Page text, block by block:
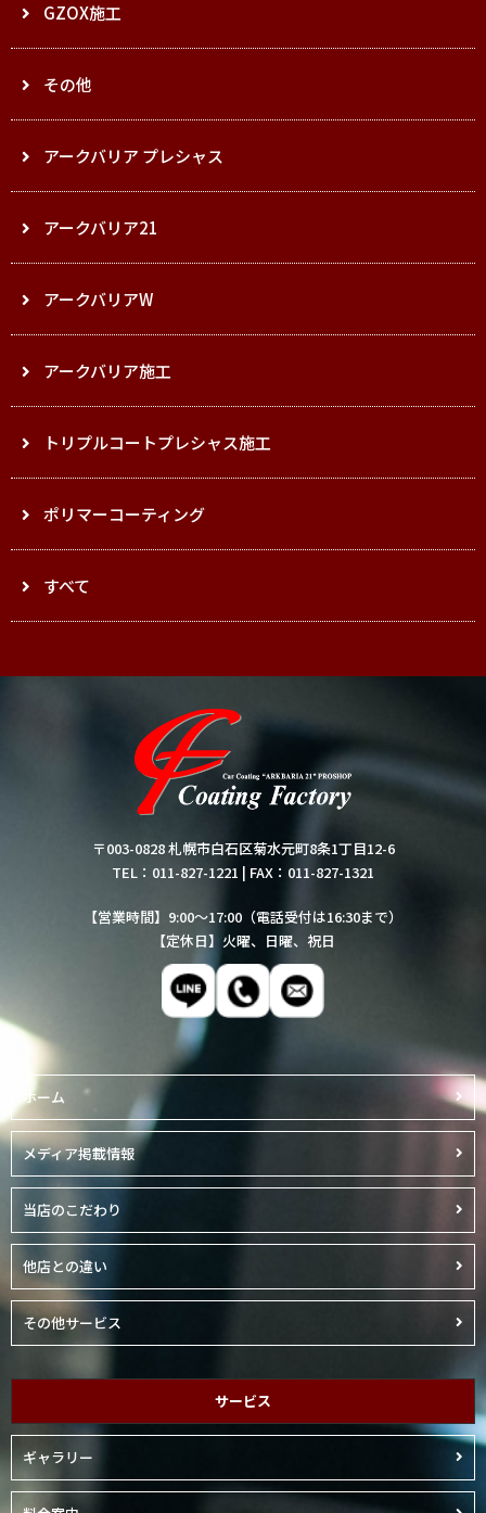
GZOX施工
その他
アークバリア プレシャス
アークバリア21
アークバリアW
アークバリア施工
トリプルコートプレシャス施工
ポリマーコーティング
すべて
〒003-0828 札幌市白石区菊水元町8条1丁目12-6
TEL：011-827-1221 | FAX：011-827-1321
【営業時間】9:00～17:00（電話受付は16:30まで）
【定休日】火曜、日曜、祝日
ホーム
メディア掲載情報
当店のこだわり
他店との違い
その他サービス
サービス
ギャラリー